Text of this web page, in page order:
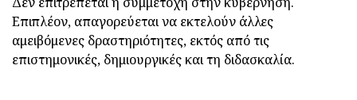
Επιπλέον, απαγορεύεται να εκτελούν άλλες
αμειβόμενες δραστηριότητες, εκτός από τις
επιστημονικές, δημιουργικές και τη διδασκαλία.